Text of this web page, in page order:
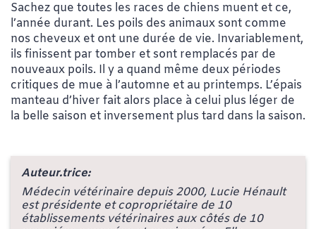
Sachez que toutes les races de chiens muent et ce,
l’année durant. Les poils des animaux sont comme
nos cheveux et ont une durée de vie. Invariablement,
ils finissent par tomber et sont remplacés par de
nouveaux poils. Il y a quand même deux périodes
critiques de mue à l’automne et au printemps. L’épais
manteau d’hiver fait alors place à celui plus léger de
la belle saison et inversement plus tard dans la saison.
Auteur.trice:
Médecin vétérinaire depuis 2000, Lucie Hénault
est présidente et copropriétaire de 10
établissements vétérinaires aux côtés de 10